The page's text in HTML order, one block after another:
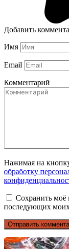
Добавить
Имя
Email
Комментарий
Нажимая на
обработку
Сохранить моё
последующих